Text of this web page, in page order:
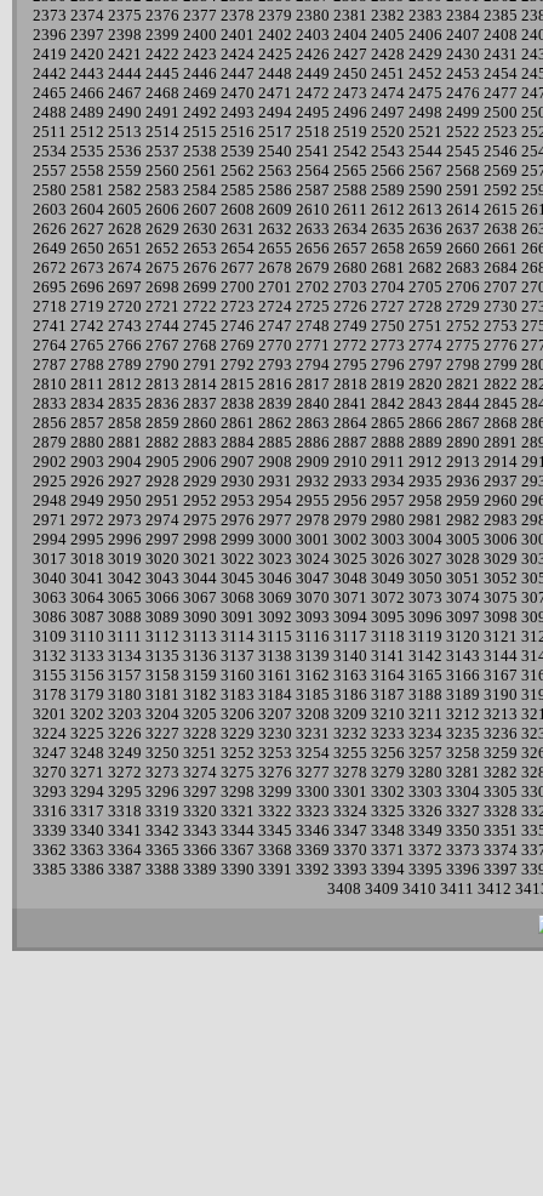
2373 2374 2375 2376 2377 2378 2379 2380 2381 2382 2383 2384 2385
2396 2397 2398 2399 2400 2401 2402 2403 2404 2405 2406 2407 2408
2419 2420 2421 2422 2423 2424 2425 2426 2427 2428 2429 2430 2431
2442 2443 2444 2445 2446 2447 2448 2449 2450 2451 2452 2453 2454
2465 2466 2467 2468 2469 2470 2471 2472 2473 2474 2475 2476 2477
2488 2489 2490 2491 2492 2493 2494 2495 2496 2497 2498 2499 2500
2511 2512 2513 2514 2515 2516 2517 2518 2519 2520 2521 2522 2523
2534 2535 2536 2537 2538 2539 2540 2541 2542 2543 2544 2545 2546
2557 2558 2559 2560 2561 2562 2563 2564 2565 2566 2567 2568 2569
2580 2581 2582 2583 2584 2585 2586 2587 2588 2589 2590 2591 2592
2603 2604 2605 2606 2607 2608 2609 2610 2611 2612 2613 2614 2615
2626 2627 2628 2629 2630 2631 2632 2633 2634 2635 2636 2637 2638
2649 2650 2651 2652 2653 2654 2655 2656 2657 2658 2659 2660 2661
2672 2673 2674 2675 2676 2677 2678 2679 2680 2681 2682 2683 2684
2695 2696 2697 2698 2699 2700 2701 2702 2703 2704 2705 2706 2707
2718 2719 2720 2721 2722 2723 2724 2725 2726 2727 2728 2729 2730
2741 2742 2743 2744 2745 2746 2747 2748 2749 2750 2751 2752 2753
2764 2765 2766 2767 2768 2769 2770 2771 2772 2773 2774 2775 2776
2787 2788 2789 2790 2791 2792 2793 2794 2795 2796 2797 2798 2799
2810 2811 2812 2813 2814 2815 2816 2817 2818 2819 2820 2821 2822
2833 2834 2835 2836 2837 2838 2839 2840 2841 2842 2843 2844 2845
2856 2857 2858 2859 2860 2861 2862 2863 2864 2865 2866 2867 2868
2879 2880 2881 2882 2883 2884 2885 2886 2887 2888 2889 2890 2891
2902 2903 2904 2905 2906 2907 2908 2909 2910 2911 2912 2913 2914
2925 2926 2927 2928 2929 2930 2931 2932 2933 2934 2935 2936 2937
2948 2949 2950 2951 2952 2953 2954 2955 2956 2957 2958 2959 2960
2971 2972 2973 2974 2975 2976 2977 2978 2979 2980 2981 2982 2983
2994 2995 2996 2997 2998 2999 3000 3001 3002 3003 3004 3005 3006
3017 3018 3019 3020 3021 3022 3023 3024 3025 3026 3027 3028 3029
3040 3041 3042 3043 3044 3045 3046 3047 3048 3049 3050 3051 3052
3063 3064 3065 3066 3067 3068 3069 3070 3071 3072 3073 3074 3075
3086 3087 3088 3089 3090 3091 3092 3093 3094 3095 3096 3097 3098
3109 3110 3111 3112 3113 3114 3115 3116 3117 3118 3119 3120 3121
3132 3133 3134 3135 3136 3137 3138 3139 3140 3141 3142 3143 3144
3155 3156 3157 3158 3159 3160 3161 3162 3163 3164 3165 3166 3167
3178 3179 3180 3181 3182 3183 3184 3185 3186 3187 3188 3189 3190
3201 3202 3203 3204 3205 3206 3207 3208 3209 3210 3211 3212 3213
3224 3225 3226 3227 3228 3229 3230 3231 3232 3233 3234 3235 3236
3247 3248 3249 3250 3251 3252 3253 3254 3255 3256 3257 3258 3259
3270 3271 3272 3273 3274 3275 3276 3277 3278 3279 3280 3281 3282
3293 3294 3295 3296 3297 3298 3299 3300 3301 3302 3303 3304 3305
3316 3317 3318 3319 3320 3321 3322 3323 3324 3325 3326 3327 3328
3339 3340 3341 3342 3343 3344 3345 3346 3347 3348 3349 3350 3351
3362 3363 3364 3365 3366 3367 3368 3369 3370 3371 3372 3373 3374
3385 3386 3387 3388 3389 3390 3391 3392 3393 3394 3395 3396 3397
3408 3409 3410 3411 3412